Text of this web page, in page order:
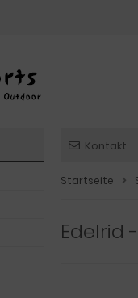
Kontakt
Startseite
Edelrid